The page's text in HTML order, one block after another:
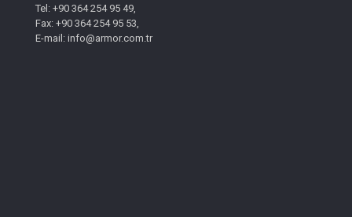
Tel: +90 364 254 95 49,
Fax: +90 364 254 95 53,
E-mail: info@armor.com.tr